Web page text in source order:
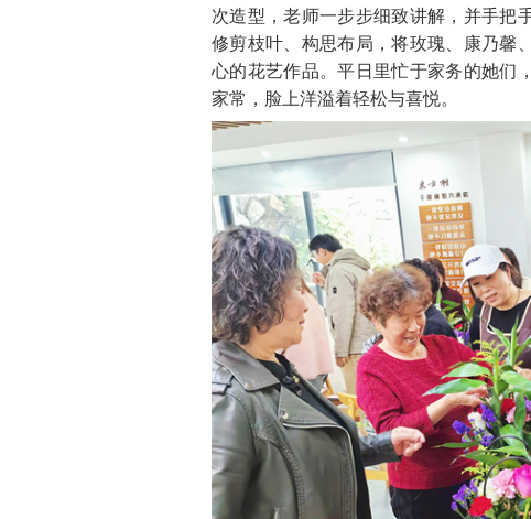
次造型，老师一步步细致讲解，并手把
修剪枝叶、构思布局，将玫瑰、康乃馨
心的花艺作品。平日里忙于家务的她们
家常，脸上洋溢着轻松与喜悦。